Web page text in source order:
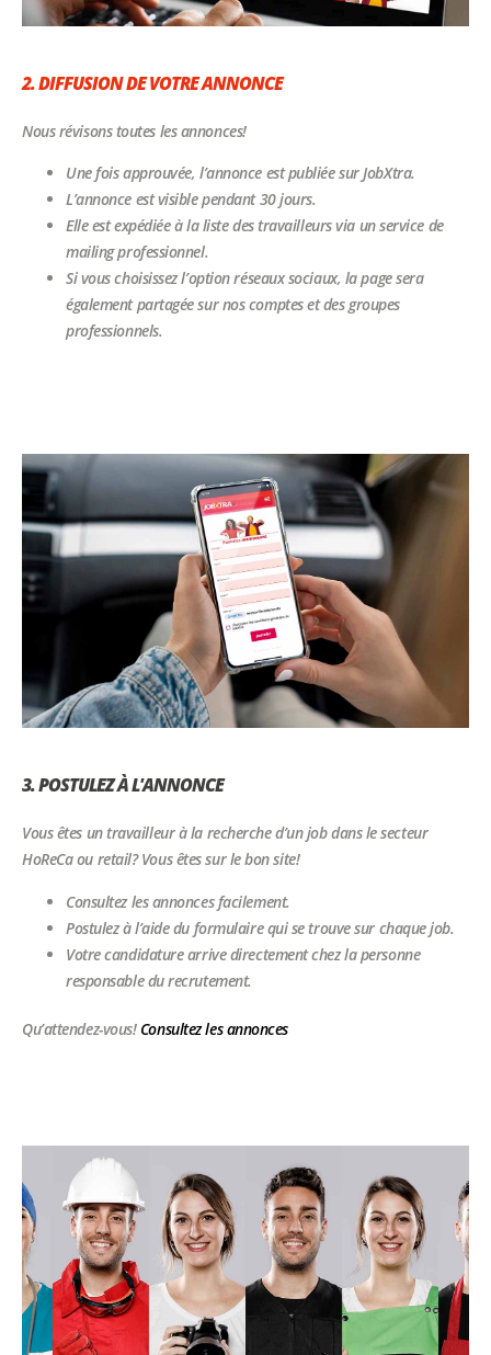
2. DIFFUSION DE VOTRE ANNONCE
Nous révisons toutes les annonces!
Une fois approuvée, l’annonce est publiée sur JobXtra.
L’annonce est visible pendant 30 jours.
Elle est expédiée à la liste des travailleurs via un service de
mailing professionnel.
Si vous choisissez l’option réseaux sociaux, la page sera
également partagée sur nos comptes et des groupes
professionnels.
3. POSTULEZ À L'ANNONCE
Vous êtes un travailleur à la recherche d’un job dans le secteur
HoReCa ou retail? Vous êtes sur le bon site!
Consultez les annonces facilement.
Postulez à l’aide du formulaire qui se trouve sur chaque job.
Votre candidature arrive directement chez la personne
responsable du recrutement.
Qu’attendez-vous! Consultez les annonces